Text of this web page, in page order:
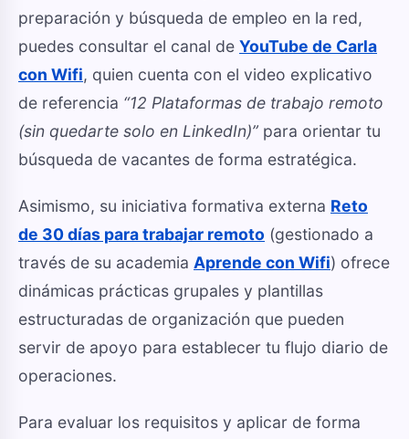
preparación y búsqueda de empleo en la red,
puedes consultar el canal de YouTube de Carla
con Wifi, quien cuenta con el video explicativo
de referencia “12 Plataformas de trabajo remoto
(sin quedarte solo en LinkedIn)” para orientar tu
búsqueda de vacantes de forma estratégica.
Asimismo, su iniciativa formativa externa Reto
de 30 días para trabajar remoto (gestionado a
través de su academia Aprende con Wifi) ofrece
dinámicas prácticas grupales y plantillas
estructuradas de organización que pueden
servir de apoyo para establecer tu flujo diario de
operaciones.
Para evaluar los requisitos y aplicar de forma